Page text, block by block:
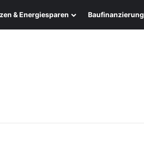
& Energiesparen Baufinanzierung
und Nachhaltigkeit für Ihr Zuhause